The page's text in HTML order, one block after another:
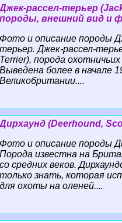
Джек-рассел-терьер
породы, внешний вид и
Фото и описание породы
терьер. Джек-рассел-
Terrier), порода охотничьих
Выведена более в начале
Великобритании....
Дирхаунд (Deerhound,
Фото и описание породы
Порода известна на
со средних веков.
только знать, которая
для охоты на оленей....